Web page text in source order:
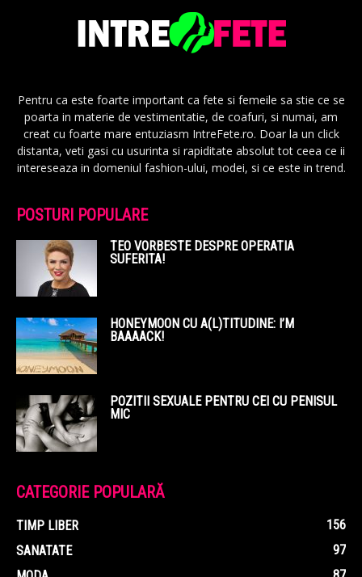
Pentru ca este foarte important ca fete si femeile sa stie ce se
poarta in materie de vestimentatie, de coafuri, si numai, am
creat cu foarte mare entuziasm IntreFete.ro. Doar la un click
distanta, veti gasi cu usurinta si rapiditate absolut tot ceea ce ii
intereseaza in domeniul fashion-ului, modei, si ce este in trend.
POSTURI POPULARE
TEO VORBESTE DESPRE OPERATIA
SUFERITA!
HONEYMOON CU A(L)TITUDINE: I’M
BAAAACK!
POZITII SEXUALE PENTRU CEI CU PENISUL
MIC
CATEGORIE POPULARĂ
TIMP LIBER
156
SANATATE
97